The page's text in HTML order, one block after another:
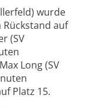
wurde
auf
(SV
Long (SV
Platz 15.